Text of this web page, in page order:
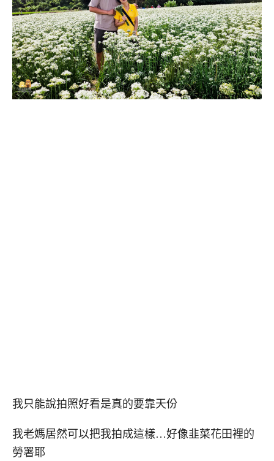
我只能說拍照好看是真的要靠天份
我老媽居然可以把我拍成這樣…好像韭菜花田裡的
勞署耶